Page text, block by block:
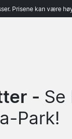
Prisene kan være
- Se
Park!